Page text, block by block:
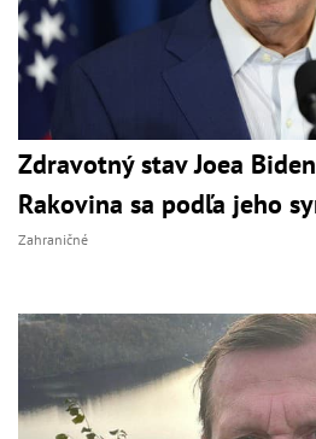
Zdravotný stav Joea
Rakovina sa podľa jeho
Zahraničné